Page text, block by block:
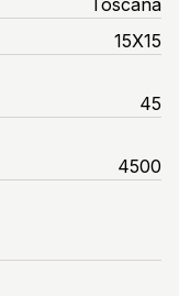
15X15
45
4500